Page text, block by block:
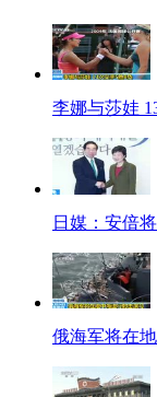
李娜与莎娃
日媒：安倍
俄海军将在